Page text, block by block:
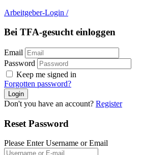
Arbeitgeber-Login /
Bei TFA-gesucht einloggen
Email
Password
Keep me signed in
Forgotten password?
Don't you have an account? Register
Reset Password
Please Enter Username or Email